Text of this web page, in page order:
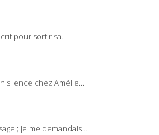
pour sortir sa...
silence chez Amélie...
; je me demandais...